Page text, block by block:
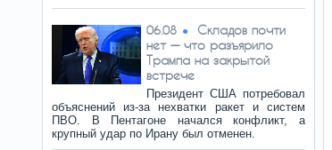
06.08
Складов почти
нет — что разъярило
Трампа на закрытой
встрече
Президент США потребовал
объяснений из-за нехватки ракет и систем
ПВО. В Пентагоне начался конфликт, а
крупный удар по Ирану был отменен.